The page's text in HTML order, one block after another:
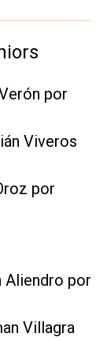
por
Viveros
por
Aliendro por
Villagra